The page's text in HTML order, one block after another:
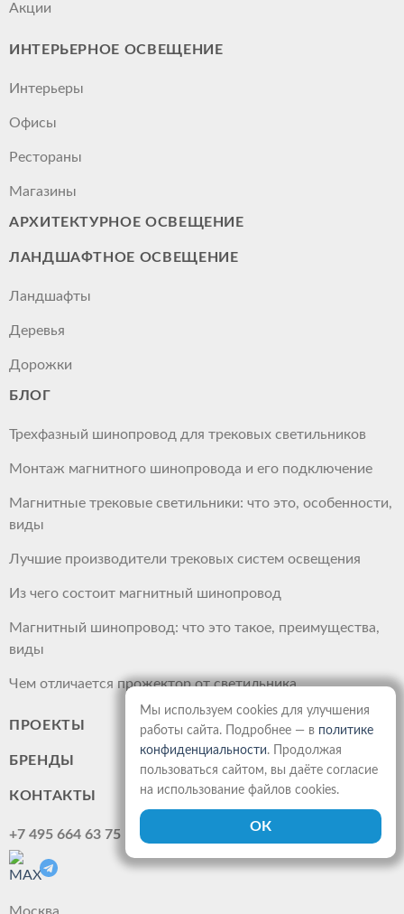
Акции
ИНТЕРЬЕРНОЕ ОСВЕЩЕНИЕ
Интерьеры
Офисы
Рестораны
Магазины
АРХИТЕКТУРНОЕ ОСВЕЩЕНИЕ
ЛАНДШАФТНОЕ ОСВЕЩЕНИЕ
Ландшафты
Деревья
Дорожки
БЛОГ
Трехфазный шинопровод для трековых светильников
Монтаж магнитного шинопровода и его подключение
Магнитные трековые светильники: что это, особенности,
виды
Лучшие производители трековых систем освещения
Из чего состоит магнитный шинопровод
Магнитный шинопровод: что это такое, преимущества,
виды
Чем отличается прожектор от светильника
ПРОЕКТЫ
БРЕНДЫ
КОНТАКТЫ
+7 495 664 63 75
Мы используем cookies для улучшения
работы сайта. Подробнее — в политике
конфиденциальности. Продолжая
пользоваться сайтом, вы даёте согласие
на использование файлов cookies.